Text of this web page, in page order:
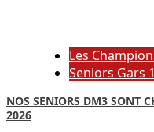
Les
Seniors Gars 1
NOS SENIORS DM3 SONT
2026